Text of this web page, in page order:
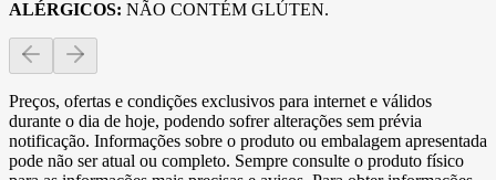
ALÉRGICOS: NÃO CONTÉM GLÚTEN.
Preços, ofertas e condições exclusivos para internet e válidos
durante o dia de hoje, podendo sofrer alterações sem prévia
notificação. Informações sobre o produto ou embalagem apresentada
pode não ser atual ou completo. Sempre consulte o produto físico